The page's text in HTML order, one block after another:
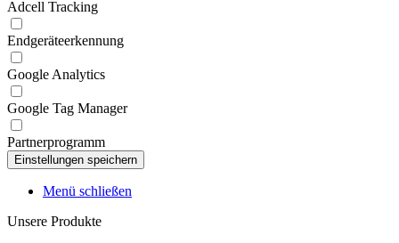
Adcell Tracking
Endgeräteerkennung
Google Analytics
Google Tag Manager
Partnerprogramm
Menü schließen
Unsere Produkte